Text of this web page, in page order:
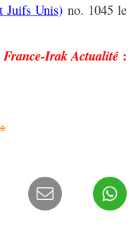
Juifs Unis) no. 1045 le
France-Irak Actualité :